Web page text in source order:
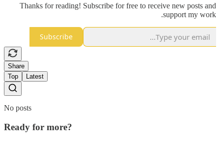
Thanks for reading! Subscribe for free to receive new posts and
support my work.
Subscribe
Share
Top
Latest
No posts
Ready for more?